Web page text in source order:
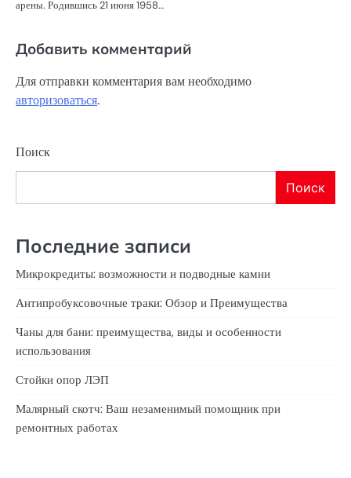
арены. Родившись 21 июня 1958…
Добавить комментарий
Для отправки комментария вам необходимо
авторизоваться.
Поиск
Поиск
Последние записи
Микрокредиты: возможности и подводные камни
Антипробуксовочные траки: Обзор и Преимущества
Чаны для бани: преимущества, виды и особенности
использования
Стойки опор ЛЭП
Малярный скотч: Ваш незаменимый помощник при
ремонтных работах